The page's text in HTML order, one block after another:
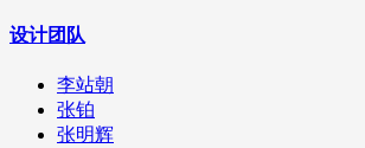
设计团队
李站朝
张铂
张明辉